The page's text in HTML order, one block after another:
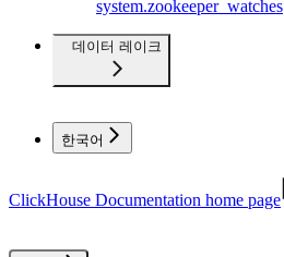
system.zookeeper_watches
데이터 레이크
한국어
ClickHouse Documentation home page